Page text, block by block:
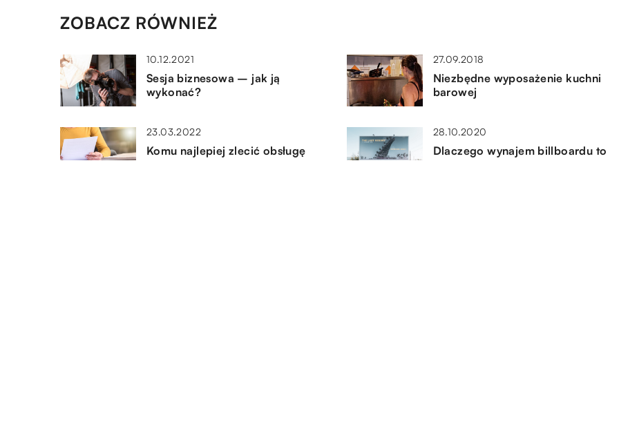
ZOBACZ RÓWNIEŻ
10.12.2021
Sesja biznesowa – jak ją
wykonać?
27.09.2018
Niezbędne wyposażenie kuchni
barowej
23.03.2022
Komu najlepiej zlecić obsługę
28.10.2020
Dlaczego wynajem billboardu to